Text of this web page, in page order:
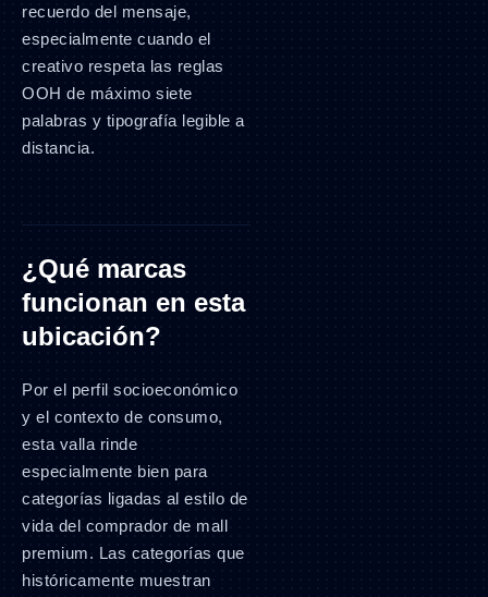
recuerdo del mensaje,
especialmente cuando el
creativo respeta las reglas
OOH de máximo siete
palabras y tipografía legible a
distancia.
¿Qué marcas
funcionan en esta
ubicación?
Por el perfil socioeconómico
y el contexto de consumo,
esta valla rinde
especialmente bien para
categorías ligadas al estilo de
vida del comprador de mall
premium. Las categorías que
históricamente muestran